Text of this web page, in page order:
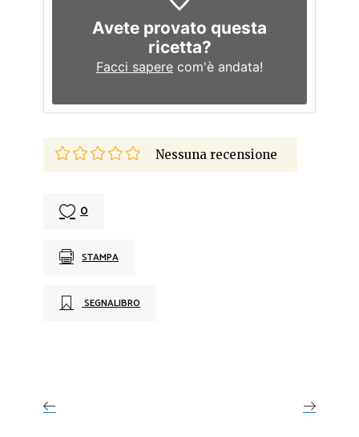
Avete provato questa
ricetta?
Facci sapere com'è andata!
Nessuna recensione
0
STAMPA
SEGNALIBRO